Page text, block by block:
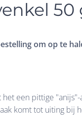
50
om op te
het een pittige "anijs"-
komt tot uiting bij